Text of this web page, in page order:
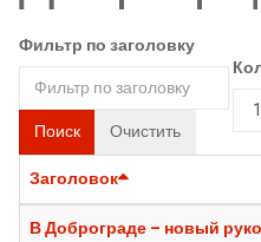
Фильтр по заголовку
Поиск Очистить
Заголовок
В Доброграде – новый